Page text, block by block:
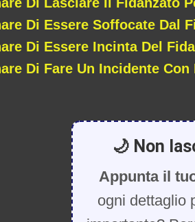
Di Essere Soffocate Dal
Di Essere Incinta Del
Di Fare Un Incidente Con
🌙 Non
Appunta il
ogni dettaglio